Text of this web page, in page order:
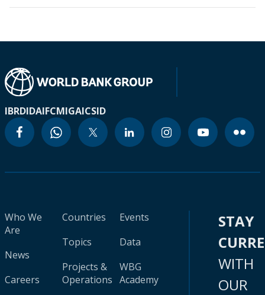
IBRDIDAIFCMIGAICSID
Who We
Are
News
Careers
Countries
Topics
Projects &
Operations
Events
Data
WBG
Academy
STAY
WITH
OUR